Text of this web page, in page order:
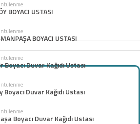
BOYACI USTASI
BOYACI USTASI
Boyacı Duvar Kağıdı Ustası
Duvar Kağıdı Ustası
Boyacı Duvar Kağıdı Ustası